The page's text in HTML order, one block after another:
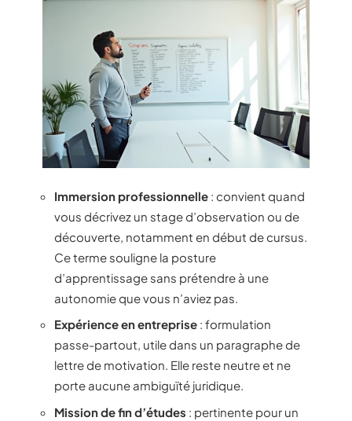
Immersion professionnelle : convient quand
vous décrivez un stage d’observation ou de
découverte, notamment en début de cursus.
Ce terme souligne la posture
d’apprentissage sans prétendre à une
autonomie que vous n’aviez pas.
Expérience en entreprise : formulation
passe-partout, utile dans un paragraphe de
lettre de motivation. Elle reste neutre et ne
porte aucune ambiguïté juridique.
Mission de fin d’études : pertinente pour un